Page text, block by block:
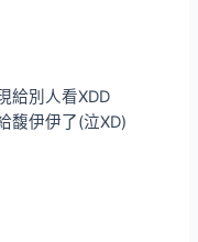
給別人看XDD
馥伊伊了(泣XD)